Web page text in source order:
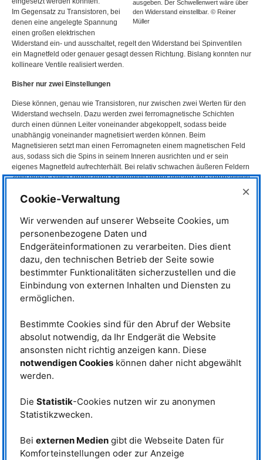
ausgeben. Der Schwellenwert wäre über
den Widerstand einstellbar. © Reiner
Müller
Im Gegensatz zu Transistoren, bei
denen eine angelegte Spannung
einen großen elektrischen
Widerstand ein- und ausschaltet, regelt den Widerstand bei Spinventilen
ein Magnetfeld oder genauer gesagt dessen Richtung. Bislang konnten nur
kollineare Ventile realisiert werden.
Bisher nur zwei Einstellungen
Diese können, genau wie Transistoren, nur zwischen zwei Werten für den
Widerstand wechseln. Dazu werden zwei ferromagnetische Schichten
durch einen dünnen Leiter voneinander abgekoppelt, sodass beide
unabhängig voneinander magnetisiert werden können. Beim
Magnetisieren setzt man einen Ferromagneten einem magnetischen Feld
aus, sodass sich die Spins in seinem Inneren ausrichten und er sein
eigenes Magnetfeld aufrechterhält. Bei relativ schwachen äußeren Feldern
zeigt dieses selbst produzierte Magnetfeld immer entlang der sogenannten
Dabei sind beide Richtungen entlang dieser Achse möglich, abhängig von
Spinventilen ist es, die Magnetisierung eines der beiden Ferromagneten zu
fixieren, sodass ein äußeres Magnetfeld nur die des anderen ändern kann.
Damit haben die Ferromagneten entweder die Magnetisierung in
derselben Richtung, was den Widerstand minimiert, oder in
entgegengesetzter Richtung, was zum maximalen Widerstand führt.
Dr. Yuri Khaydukov am Instrument NREX.
beobachtete er, dass die Ausrichtung der
kontinuierlichen Spinventilen
auszunutzen. © Wenzel Schürmann,
Erfindung ermöglicht beliebige
kontinuierliches Spinventil
realisieren, bei dem die beiden
Magnetisierungen beliebig
gegeneinander verdreht sein und
damit auch Widerstände zwischen
den beiden Extremwerten
hat Dr. Yuri Khaydukov, bis vor
kurzem
Instrumentenwissenschaftler am
Kollegen desMax-Planck-Instituts
für Festkörperforschung
Cookie-Verwaltung ×
Wir verwenden auf unserer Webseite Cookies, um
personenbezogene Daten und
Endgeräteinformationen zu verarbeiten. Dies dient
dazu, den technischen Betrieb der Seite sowie
bestimmter Funktionalitäten sicherzustellen und die
Einbindung von externen Inhalten und Diensten zu
ermöglichen.
Bestimmte Cookies sind für den Abruf der Website
absolut notwendig, da Ihr Endgerät die Website
ansonsten nicht richtig anzeigen kann. Diese
notwendigen Cookieskönnen daher nicht abgewählt
werden.
Die Statistik-Cookies nutzen wir zu anonymen
Statistikzwecken.
Bei externen Mediengibt die Webseite Daten für
Komforteinstellungen oder zur Anzeige